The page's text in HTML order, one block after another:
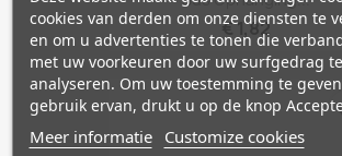
€ 1,82
cookies van derden om onze diensten te
en om u advertenties te tonen die
met uw voorkeuren door uw surfgedrag te
analyseren. Om uw toestemming te
gebruik ervan, drukt u op de knop
Meer informatie Customize cookies